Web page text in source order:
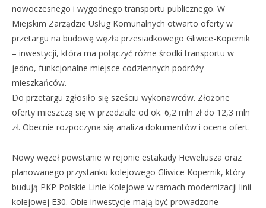
nowoczesnego i wygodnego transportu publicznego. W
Miejskim Zarządzie Usług Komunalnych otwarto oferty w
przetargu na budowę węzła przesiadkowego Gliwice-Kopernik
– inwestycji, która ma połączyć różne środki transportu w
jedno, funkcjonalne miejsce codziennych podróży
mieszkańców.
Do przetargu zgłosiło się sześciu wykonawców. Złożone
oferty mieszczą się w przedziale od ok. 6,2 mln zł do 12,3 mln
zł. Obecnie rozpoczyna się analiza dokumentów i ocena ofert.
Nowy węzeł powstanie w rejonie estakady Heweliusza oraz
planowanego przystanku kolejowego Gliwice Kopernik, który
budują PKP Polskie Linie Kolejowe w ramach modernizacji linii
kolejowej E30. Obie inwestycje mają być prowadzone